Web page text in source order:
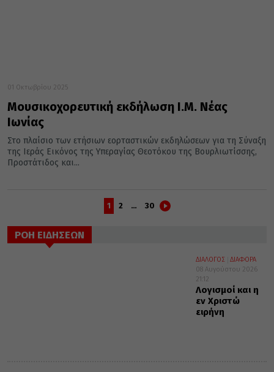
01 Οκτωβρίου 2025
Μουσικοχορευτική εκδήλωση Ι.Μ. Νέας
Ιωνίας
Στο πλαίσιο των ετήσιων εορταστικών εκδηλώσεων για τη Σύναξη
της Ιεράς Εικόνος της Υπεραγίας Θεοτόκου της Βουρλιωτίσσης,
Προστάτιδος και...
1 2 … 30
ΡΟΗ ΕΙΔΗΣΕΩΝ
ΔΙΑΛΟΓΟΣ
ΔΙΑΦΟΡΑ
08 Αυγούστου 2026
21:12
Λογισμοί και η
εν Χριστώ
ειρήνη